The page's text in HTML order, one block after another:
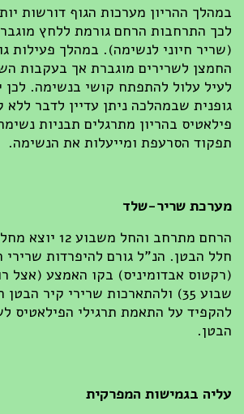
במהלך ההריון מערכות הגוף דורשות
לכך התרחבות הרחם גורמת ללחץ
(שריר חיוני לנשימה). במהלך פעילות
החמצן לשרירים מוגברת אך בעקבות
לעיל עלול להתפתח קושי בנשימה. לכן
גופנית שבמהלכה ניתן עדיין לדבר ללא
פילאטיס בהריון מתרגלים תבניות
תפקוד הסרעפת ומייעלות את הנשימה.
מערכת שריר-שלד
הרחם מתרחב והחל
חלל הבטן. הנ"ל גורם להיפרדות שרירי
(רקטוס אבדומיניס) בקו האמצע (אצל
שבוע 35) ולהתארכות שרירי קיר
להקפיד על התאמת תרגילי הפילאטיס
הבטן.
עליה בגמישות המפרקית